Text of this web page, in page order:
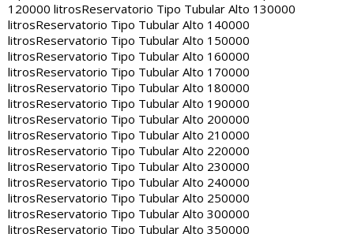
120000 litrosReservatorio Tipo Tubular Alto 130000
litrosReservatorio Tipo Tubular Alto 140000
litrosReservatorio Tipo Tubular Alto 150000
litrosReservatorio Tipo Tubular Alto 160000
litrosReservatorio Tipo Tubular Alto 170000
litrosReservatorio Tipo Tubular Alto 180000
litrosReservatorio Tipo Tubular Alto 190000
litrosReservatorio Tipo Tubular Alto 200000
litrosReservatorio Tipo Tubular Alto 210000
litrosReservatorio Tipo Tubular Alto 220000
litrosReservatorio Tipo Tubular Alto 230000
litrosReservatorio Tipo Tubular Alto 240000
litrosReservatorio Tipo Tubular Alto 250000
litrosReservatorio Tipo Tubular Alto 300000
litrosReservatorio Tipo Tubular Alto 350000